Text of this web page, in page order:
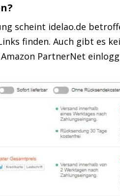
scheint idelao.de
finden. Auch gibt es
PartnerNet